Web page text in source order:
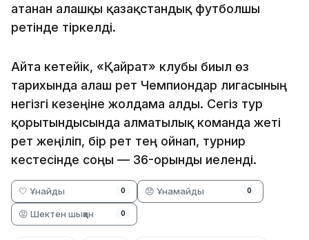
атанған алғашқы қазақстандық футболшы
ретінде тіркелді.
Айта кетейік, «Қайрат» клубы биыл өз
тарихында алғаш рет Чемпиондар лигасының
негізгі кезеңіне жолдама алды. Сегіз тур
қорытындысында алматылық команда жеті
рет жеңіліп, бір рет тең ойнап, турнир
кестесінде соңғы — 36-орынды иеленді.
🤍 Ұнайды 0 😞 Ұнамайды 0
😡 Шектен шыққан 0